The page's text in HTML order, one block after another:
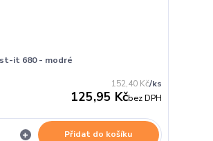
it 680 - modré
152,40 Kč/ks
125,95 Kčbez DPH
Přidat do košíku